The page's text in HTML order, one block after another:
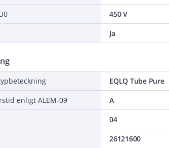
450 V
Ja
EQLQ Tube Pure
enligt ALEM-09
A
04
26121600